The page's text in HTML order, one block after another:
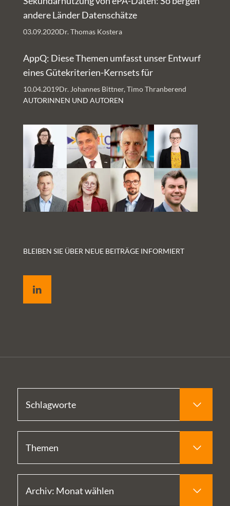
andere Länder Datenschätze
Dr. Thomas Kostera
03.09.2020
AppQ: Diese Themen umfasst unser Entwurf
eines Gütekriterien-Kernsets für
Gesundheits-AppsDr. Johannes Bittner, Timo Thranberend
10.04.2019
AUTORINNEN UND AUTOREN
BLEIBEN SIE ÜBER NEUE BEITRÄGE INFORMIERT